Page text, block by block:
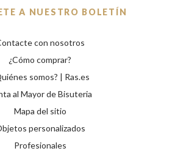
A NUESTRO BOLETÍN
con nosotros
¿Cómo comprar?
somos? | Ras.es
al Mayor de Bisuteria
Mapa del sitio
personalizados
Profesionales